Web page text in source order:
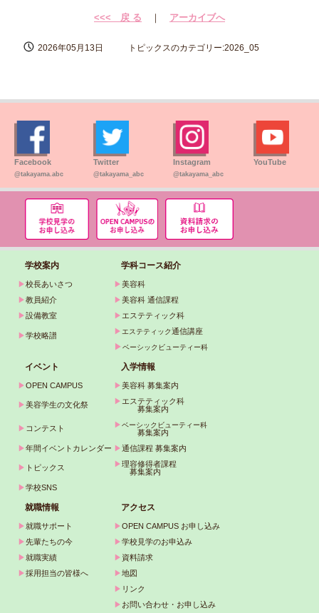
<<< 戻 る ｜ アーカイブへ
2026年05月13日 トピックスのカテゴリー:2026_05
Facebook
@takayama.abc
Twitter
@takayama_abc
Instagram
@takayama_abc
YouTube
学校案内 学科コース紹介
▶校長あいさつ ▶美容科
▶教員紹介 ▶美容科 通信課程
▶設備教室 ▶ エステティック科
▶学校略譜 ▶エステティック通信講座
▶ベーシックビューティー科
イベント 入学情報
▶OPEN CAMPUS ▶美容科 募集案内
▶美容学生の文化祭 ▶ エステティック科
募集案内
▶ コンテスト ▶ベーシックビューティー科
募集案内
▶年間イベントカレンダー ▶通信課程 募集案内
▶ トピックス ▶理容修得者課程
募集案内
▶学校SNS
就職情報 アクセス
▶就職サポート ▶OPEN CAMPUS お申し込み
▶先輩たちの今 ▶学校見学のお申込み
▶就職実績 ▶ 資料請求
▶採用担当の皆様へ ▶地図
▶ リンク
▶ お問い合わせ・お申し込み